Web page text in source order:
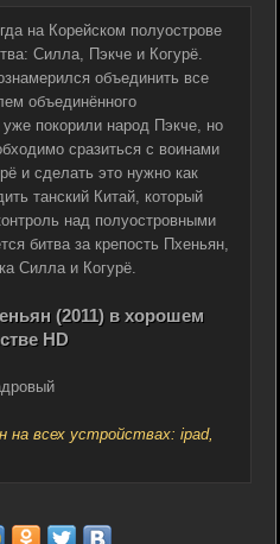
на Корейском полуострове
Силла, Пэкче и Когурё.
объединить все
объединённого
покорили народ Пэкче, но
сразиться с воинами
и сделать это нужно как
танский Китай, который
над полуостровными
битва за крепость Пхеньян,
Силла и Когурё.
(2011) в хорошем
HD
всех устройствах: ipad,